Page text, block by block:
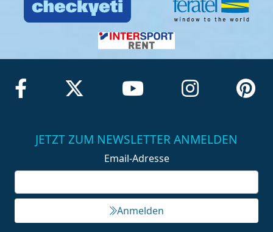
JETZT ZUM NEWSLETTER ANMELDEN
Email-Adresse
Anmelden